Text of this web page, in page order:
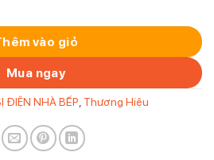
vào giỏ
Mua ngay
ĐIỆN NHÀ BẾP, Thương Hiệu